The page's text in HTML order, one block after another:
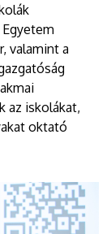
valamint a
az iskolákat,
oktató